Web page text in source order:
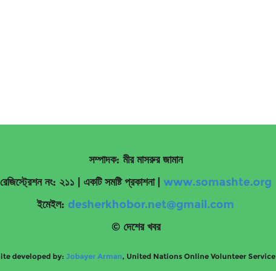
সম্পাদক: মীর মাসরুর জামান
রেজিস্ট্রেশন নং: ২১১ | একটি সমষ্টি প্রকাশনা www.somashte.org
ইমেইল: desherkhobor.net@gmail.com
© দেশের খবর
developed by: Jobayer Arman, United Nations Online Volunteer Service